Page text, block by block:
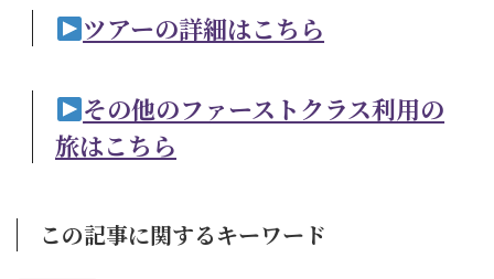
ツアーの詳細はこちら
その他のファーストクラス利用の
旅はこちら
この記事に関するキーワード